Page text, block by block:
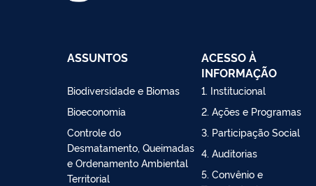
ASSUNTOS
Biodiversidade e Biomas
Bioeconomia
Controle do
ACESSO À
INFORMAÇÃO
1. Institucional
2. Ações e Programas
3. Participação Social